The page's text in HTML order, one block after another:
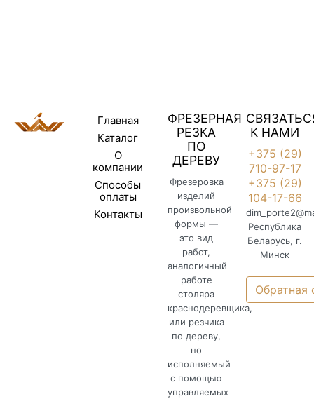
Главная
Каталог
О
компании
Способы
оплаты
Контакты
ФРЕЗЕРНАЯ
РЕЗКА
ПО
ДЕРЕВУ
Фрезеровка
изделий
произвольной
формы —
это вид
работ,
аналогичный
работе
столяра
краснодеревщика,
или резчика
по дереву,
но
исполняемый
с помощью
управляемых
К НАМИ
+375 (29)
710-97-17
+375 (29)
104-17-66
Республика
Беларусь, г.
Минск
Обратная